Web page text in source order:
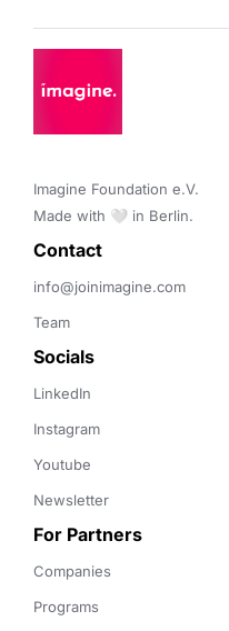
Imagine Foundation e.V.
Made with 🤍 in Berlin.
Contact
info@joinimagine.com
Team
Socials
LinkedIn
Instagram
Youtube
Newsletter
For Partners
Companies
Programs